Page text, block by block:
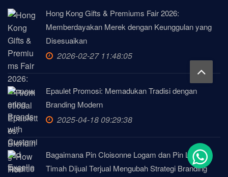
Hong Kong Gifts & Premiums Fair 2026:
Memberdayakan Merek dengan Keunggulan yang
Disesuaikan
2026-02-27 11:48:05
Epaulet Promosi: Memadukan Tradisi dengan
Branding Modern
2025-04-18 09:29:38
Bagaimana Pin Cloisonne Logam dan Pin Lapel
Timah Dijual Terjual Mengubah Strategi Branding